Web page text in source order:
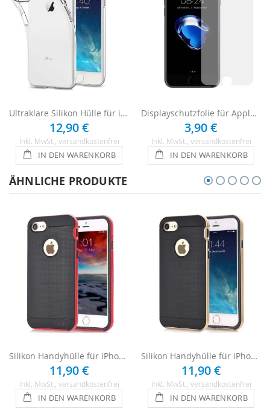
Ultraklare Silikon Hülle für iPhone 8 - Transparent
12,90 €
Inkl. MwSt. , versandkostenfrei
IN DEN WARENKORB
Displayschutzfolie für Apple iPhone 8 - Ultraklar
3,90 €
Inkl. MwSt. , versandkostenfrei
IN DEN WARENKORB
ÄHNLICHE PRODUKTE
Silikon Handyhülle für iPhone 8 - Schwarz / Rot
11,90 €
Inkl. MwSt. , versandkostenfrei
IN DEN WARENKORB
Silikon Handyhülle für iPhone 8 - Schwarz / Gold
11,90 €
Inkl. MwSt. , versandkostenfrei
IN DEN WARENKORB